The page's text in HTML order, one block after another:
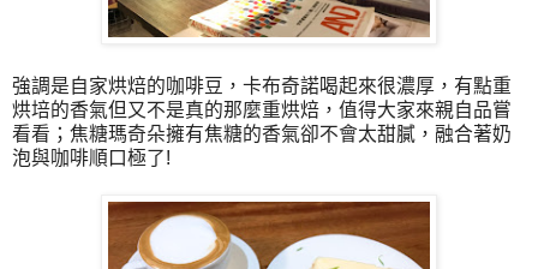
強調是自家烘焙的咖啡豆，卡布奇諾喝起來很濃厚，有點重
烘培的香氣但又不是真的那麼重烘焙，值得大家來親自品嘗
看看 ；焦糖瑪奇朵擁有焦糖的香氣卻不會太甜膩，融合著奶
泡與咖啡順口極了!